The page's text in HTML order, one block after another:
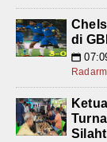
di
📅